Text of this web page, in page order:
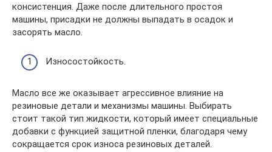
консистенция. Даже после длительного простоя
машины, присадки не должны выпадать в осадок и
засорять масло.
Износостойкость.
Масло все же оказывает агрессивное влияние на
резиновые детали и механизмы машины. Выбирать
стоит такой тип жидкости, который имеет специальные
добавки с функцией защитной пленки, благодаря чему
сокращается срок износа резиновых деталей.